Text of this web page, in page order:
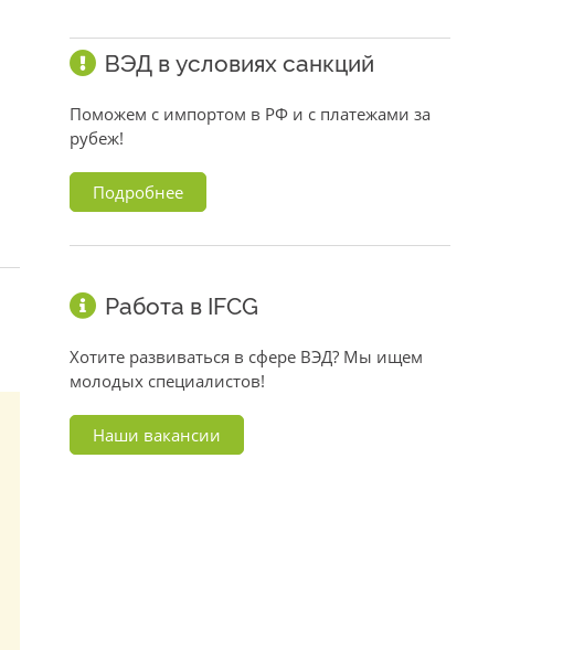
ВЭД в условиях санкций
Поможем с импортом в РФ и с платежами за
рубеж!
Подробнее
Работа в IFCG
Хотите развиваться в сфере ВЭД? Мы ищем
молодых специалистов!
Наши вакансии